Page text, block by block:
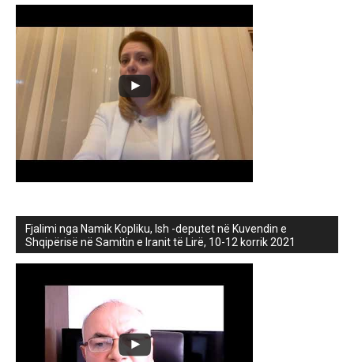
Fjalimi nga Namik Kopliku, Ish -deputet në Kuvendin e
Shqipërisë në Samitin e Iranit të Lirë, 10-12 korrik 2021